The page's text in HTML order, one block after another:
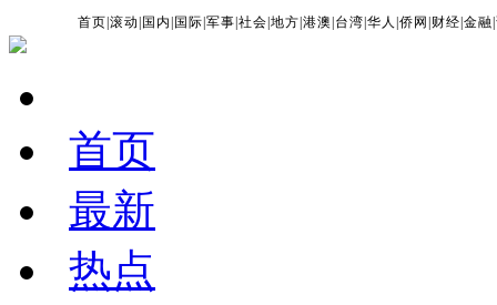
首页 |滚动 国内 国际 |军事 |社会 |地方 |港澳 台湾 |华人 |侨网 财经 |金融 |
首页
最新
热点